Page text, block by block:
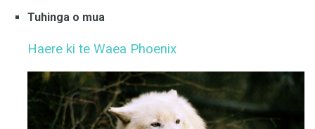
Tuhinga o mua
Haere ki te Waea Phoenix